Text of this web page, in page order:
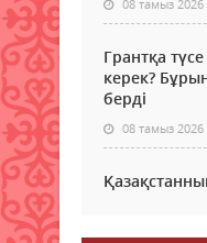
08 тамыз 2026
Грантқа
керек?
берді
08 тамыз 2026